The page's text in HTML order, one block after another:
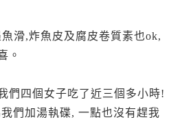
滑,炸魚皮及腐皮卷質素也ok,
。
們四個女子吃了近三個多小時!
們加湯執碟, 一點也沒有趕我